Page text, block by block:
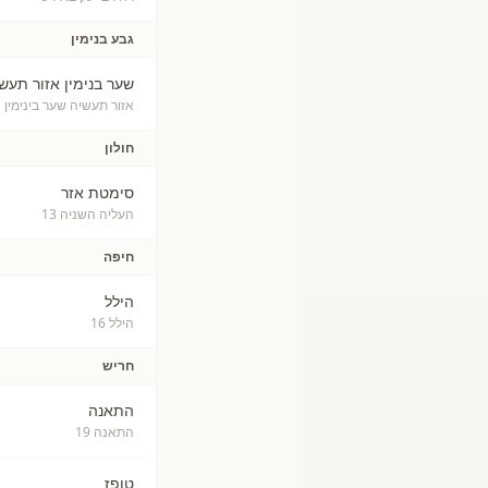
גבע בנימין
שער בנימין אזור
אזור תעשיה שער בינימין 1
חולון
סימטת אזר
העליה השניה 13
חיפה
הילל
הילל 16
חריש
התאנה
התאנה 19
טופז